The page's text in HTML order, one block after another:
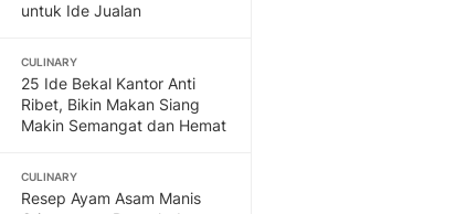
untuk Ide Jualan
CULINARY
25 Ide Bekal Kantor Anti
Ribet, Bikin Makan Siang
Makin Semangat dan Hemat
CULINARY
Resep Ayam Asam Manis